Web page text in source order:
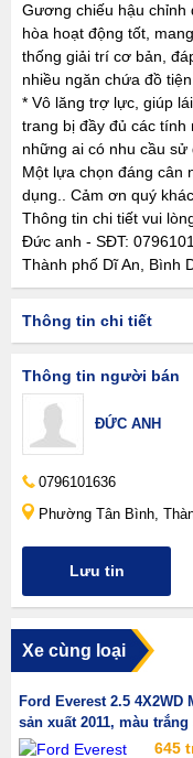
Gương chiếu hậu chỉnh
hòa hoạt động tốt,
thống giải trí cơ bản,
nhiều ngăn chứa đồ
* Vô lăng trợ lực, giúp
trang bị đầy đủ các tính
những ai có nhu cầu
Một lựa chọn đáng cân
dụng.. Cảm ơn quý
Thông tin chi tiết vui
Đức anh - SĐT:
Thành phố Dĩ An, Bình
Thông tin chi tiết
Thông tin người bán
ĐỨC ANH
0796101636
Phường Tân Bình,
Lưu tin
Xe cùng loại
Ford Everest 2.5 4X2WD
sản xuất 2011, màu
645